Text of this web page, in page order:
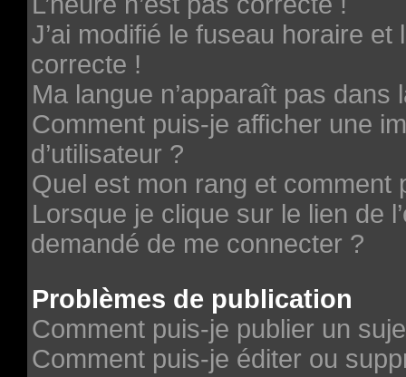
J’ai modifié le fuseau horaire et
correcte !
Ma langue n’apparaît pas dans
Comment puis-je afficher une
d’utilisateur ?
Quel est mon rang et comment
Lorsque je clique sur le lien de
demandé de me connecter ?
Problèmes de publication
Comment puis-je publier un
Comment puis-je éditer ou